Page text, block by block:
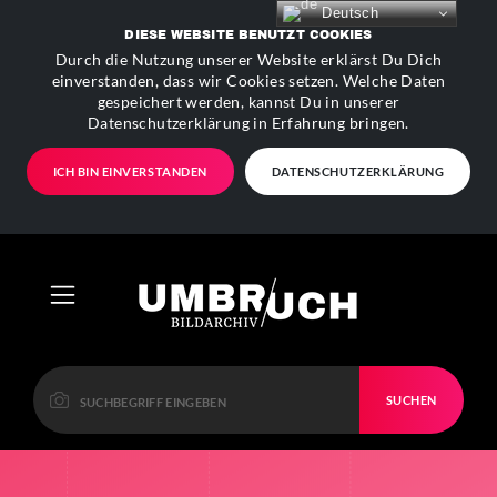
DIESE WEBSITE BENUTZT COOKIES
Durch die Nutzung unserer Website erklärst Du Dich
einverstanden, dass wir Cookies setzen. Welche Daten
gespeichert werden, kannst Du in unserer
Datenschutzerklärung in Erfahrung bringen.
ICH BIN EINVERSTANDEN DATENSCHUTZERKLÄRUNG
SUCHEN
Deutsch